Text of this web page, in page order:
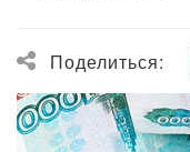
Поделиться: